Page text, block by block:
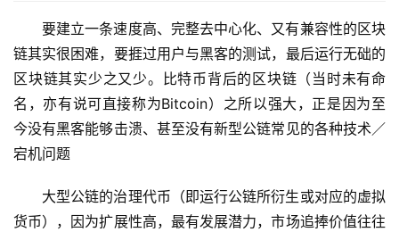
要建立一条速度高、完整去中心化、又有兼容性的区块
链其实很困难，要捱过用户与黑客的测试，最后运行无础的
区块链其实少之又少。比特币背后的区块链（当时未有命
名，亦有说可直接称为Bitcoin）之所以强大，正是因为至
今没有黑客能够击溃、甚至没有新型公链常见的各种技术／
宕机问题
大型公链的治理代币（即运行公链所衍生或对应的虚拟
货币），因为扩展性高，最有发展潜力，市场追捧价值往往